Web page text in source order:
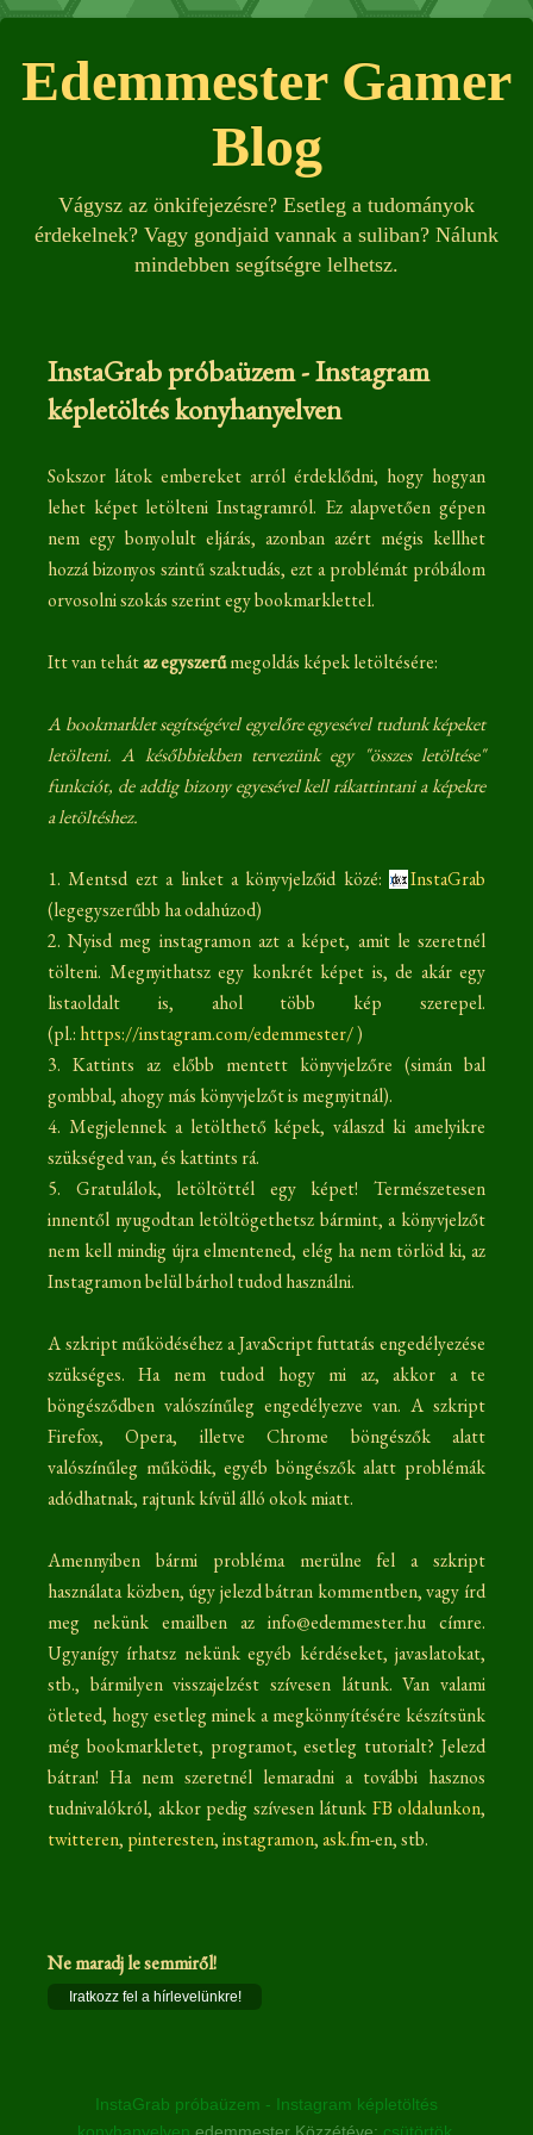
Edemmester Gamer
Blog
Vágysz az önkifejezésre? Esetleg a tudományok
érdekelnek? Vagy gondjaid vannak a suliban? Nálunk
mindebben segítségre lelhetsz.
InstaGrab próbaüzem - Instagram
képletöltés konyhanyelven
Sokszor látok embereket arról érdeklődni, hogy hogyan
lehet képet letölteni Instagramról. Ez alapvetően gépen
nem egy bonyolult eljárás, azonban azért mégis kellhet
hozzá bizonyos szintű szaktudás, ezt a problémát próbálom
orvosolni szokás szerint egy bookmarklettel.
Itt van tehátaz egyszerűmegoldás képek letöltésére:
A bookmarklet segítségével egyelőre egyesével tudunk képeket
letölteni. A későbbiekben tervezünk egy "összes letöltése"
funkciót, de addig bizony egyesével kell rákattintani a képekre
a letöltéshez.
1. Mentsd ezt a linket a könyvjelzőid közé:
InstaGrab
(legegyszerűbb ha odahúzod)
2. Nyisd meg instagramon azt a képet, amit le szeretnél
tölteni. Megnyithatsz egy konkrét képet is, de akár egy
listaoldalt is, ahol több kép szerepel.
(pl.: https://instagram.com/edemmester/)
3. Kattints az előbb mentett könyvjelzőre (simán bal
gombbal, ahogy más könyvjelzőt is megnyitnál).
4. Megjelennek a letölthető képek, válaszd ki amelyikre
szükséged van, és kattints rá.
5. Gratulálok, letöltöttél egy képet! Természetesen
innentől nyugodtan letöltögethetsz bármint, a könyvjelzőt
nem kell mindig újra elmentened, elég ha nem törlöd ki, az
Instagramon belül bárhol tudod használni.
A szkript működéséhez a JavaScript futtatás engedélyezése
szükséges. Ha nem tudod hogy mi az, akkor a te
böngésződben valószínűleg engedélyezve van. A szkript
Firefox, Opera, illetve Chrome böngészők alatt
valószínűleg működik, egyéb böngészők alatt problémák
adódhatnak, rajtunk kívül álló okok miatt.
Amennyiben bármi probléma merülne fel a szkript
használata közben, úgy jelezd bátran kommentben, vagy írd
meg nekünk emailben az info@edemmester.hu címre.
Ugyanígy írhatsz nekünk egyéb kérdéseket, javaslatokat,
stb., bármilyen visszajelzést szívesen látunk. Van valami
ötleted, hogy esetleg minek a megkönnyítésére készítsünk
még bookmarkletet, programot, esetleg tutorialt? Jelezd
bátran! Ha nem szeretnél lemaradni a további hasznos
tudnivalókról, akkor pedig szívesen látunk FB oldalunkon,
twitteren, pinteresten,instagramon,ask.fm-en, stb.
Ne maradj le semmiről!
Iratkozz fel a hírlevelünkre!
InstaGrab próbaüzem - Instagram képletöltés
konyhanyelven edemmester Közzétéve: csütörtök,